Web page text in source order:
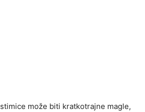
može biti kratkotrajne magle,